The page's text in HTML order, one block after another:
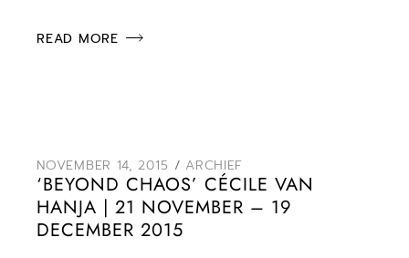
READ MORE
NOVEMBER 14, 2015 ARCHIEF
‘BEYOND CHAOS’ CÉCILE VAN
HANJA | 21 NOVEMBER – 19
DECEMBER 2015